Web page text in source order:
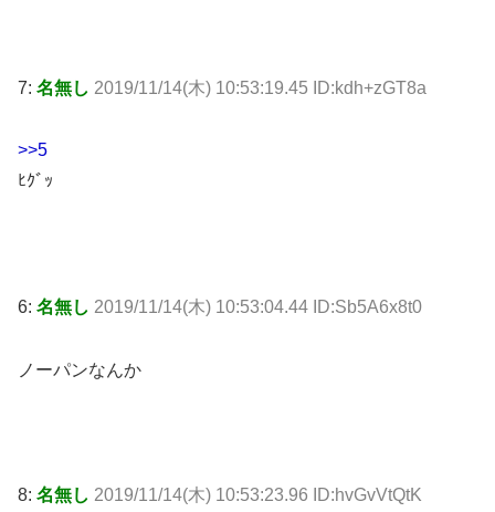
7: 名無し 2019/11/14(木) 10:53:19.45 ID:kdh+zGT8a
>>5
ﾋｸﾞｯ
6: 名無し 2019/11/14(木) 10:53:04.44 ID:Sb5A6x8t0
ノーパンなんか
8: 名無し 2019/11/14(木) 10:53:23.96 ID:hvGvVtQtK